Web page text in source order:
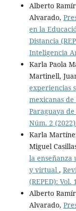
Alberto
Alvarado,
en la
Distancia
Inteligencia
Karla Paola
Martinell,
experiencias
mexicanas
Paraguaya de
Núm. 2
Karla
Miguel
la enseñanza
y virtual ,
(REPED): Vol.
Alberto
Alvarado,